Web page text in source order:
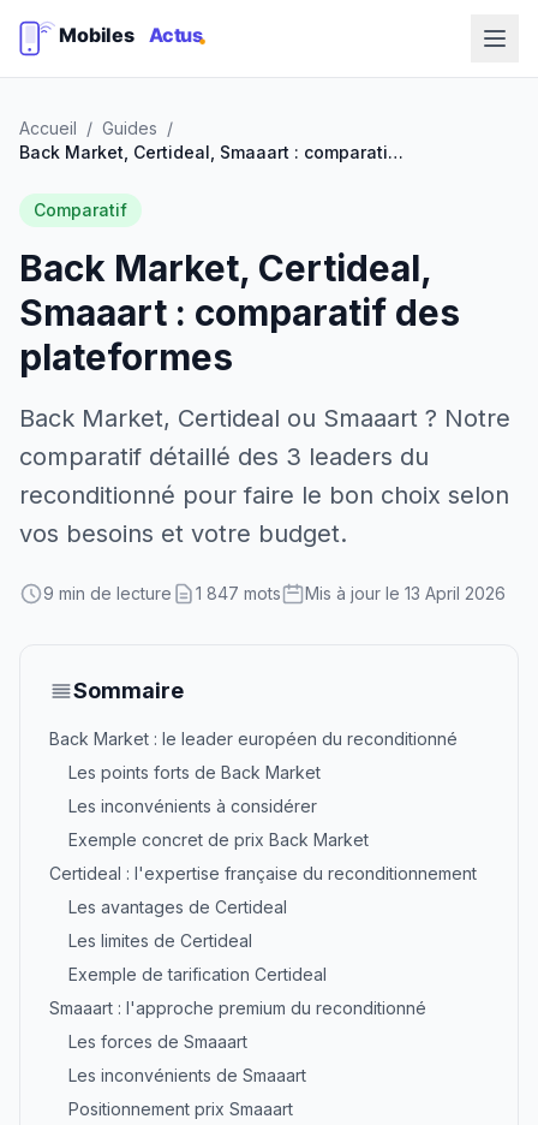
Accueil / Guides /
Back Market, Certideal, Smaaart : comparatif des plateformes
Comparatif
Back Market, Certideal,
Smaaart : comparatif des
plateformes
Back Market, Certideal ou Smaaart ? Notre
comparatif détaillé des 3 leaders du
reconditionné pour faire le bon choix selon
vos besoins et votre budget.
9 min de lecture 1 847 mots Mis à jour le 13 April 2026
Sommaire
Back Market : le leader européen du reconditionné
Les points forts de Back Market
Les inconvénients à considérer
Exemple concret de prix Back Market
Certideal : l'expertise française du reconditionnement
Les avantages de Certideal
Les limites de Certideal
Exemple de tarification Certideal
Smaaart : l'approche premium du reconditionné
Les forces de Smaaart
Les inconvénients de Smaaart
Positionnement prix Smaaart